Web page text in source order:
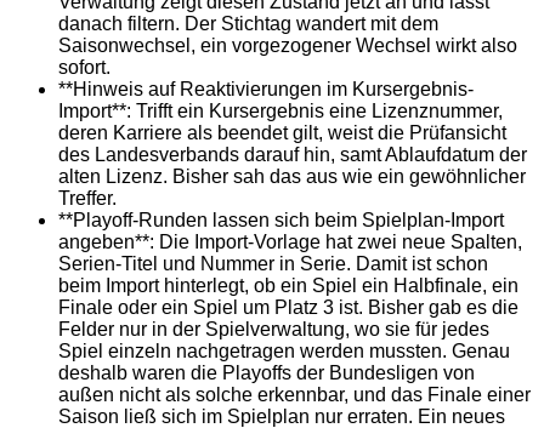
danach filtern. Der Stichtag wandert mit dem
Saisonwechsel, ein vorgezogener Wechsel wirkt also
sofort.
**Hinweis auf Reaktivierungen im Kursergebnis-
Import**: Trifft ein Kursergebnis eine Lizenznummer,
deren Karriere als beendet gilt, weist die Prüfansicht
des Landesverbands darauf hin, samt Ablaufdatum der
alten Lizenz. Bisher sah das aus wie ein gewöhnlicher
Treffer.
**Playoff-Runden lassen sich beim Spielplan-Import
angeben**: Die Import-Vorlage hat zwei neue Spalten,
Serien-Titel und Nummer in Serie. Damit ist schon
beim Import hinterlegt, ob ein Spiel ein Halbfinale, ein
Finale oder ein Spiel um Platz 3 ist. Bisher gab es die
Felder nur in der Spielverwaltung, wo sie für jedes
Spiel einzeln nachgetragen werden mussten. Genau
deshalb waren die Playoffs der Bundesligen von
außen nicht als solche erkennbar, und das Finale einer
Saison ließ sich im Spielplan nur erraten. Ein neues